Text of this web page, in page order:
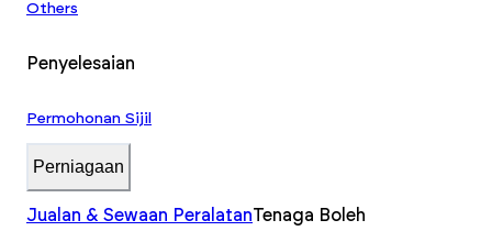
Others
Penyelesaian
Permohonan Sijil
Perniagaan
Jualan & Sewaan PeralatanTenaga Boleh